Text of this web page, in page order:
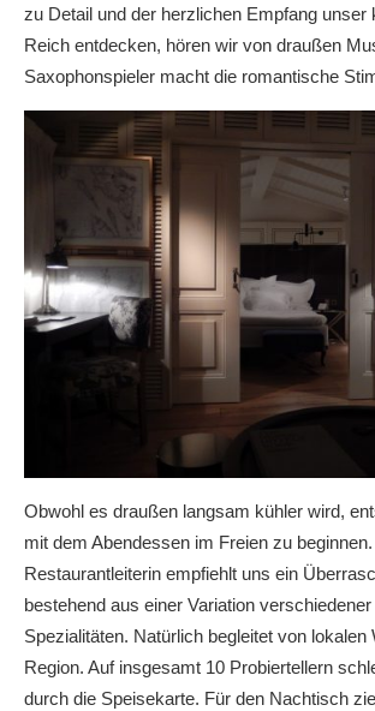
zu Detail und der herzlichen Empfang unser
Reich entdecken, hören wir von draußen
Saxophonspieler macht die romantische
Obwohl es draußen langsam kühler wird,
mit dem Abendessen im Freien zu
Restaurantleiterin empfiehlt uns ein
bestehend aus einer Variation
Spezialitäten. Natürlich begleitet von lokalen
Region. Auf insgesamt 10 Probiertellern
durch die Speisekarte. Für den Nachtisch